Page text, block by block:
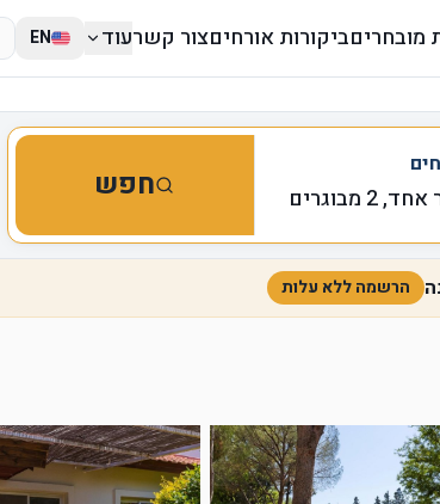
מובחריםביקורות אורחיםצור קשרעוד EN
2 מבוגרים חפש
הרשמה ללא עלות